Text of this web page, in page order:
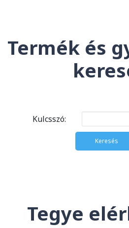
Termék és
Kulcsszó:
Tegye